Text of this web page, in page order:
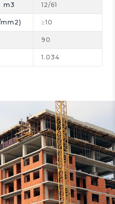
m3 12/61
≥10
90
1.034